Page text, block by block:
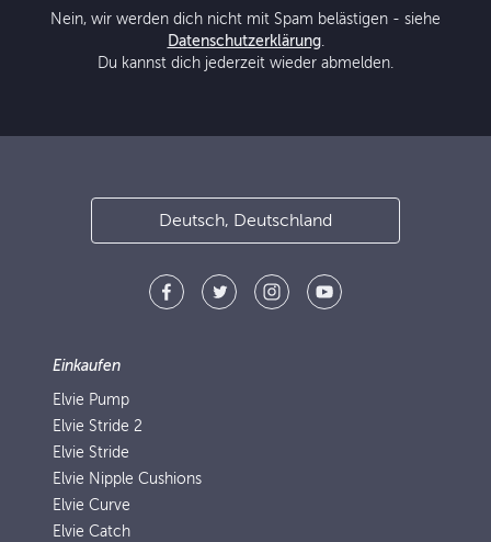
Nein, wir werden dich nicht mit Spam belästigen - siehe
Datenschutzerklärung.
Du kannst dich jederzeit wieder abmelden.
Deutsch, Deutschland
Einkaufen
Elvie Pump
Elvie Stride 2
Elvie Stride
Elvie Nipple Cushions
Elvie Curve
Elvie Catch